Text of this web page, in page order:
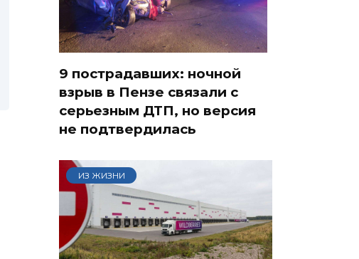
9 пострадавших: ночной
взрыв в Пензе связали с
серьезным ДТП, но версия
не подтвердилась
ИЗ ЖИЗНИ